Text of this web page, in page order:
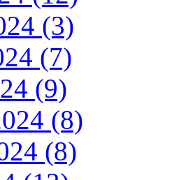
(3)
(7)
(9)
(8)
(8)